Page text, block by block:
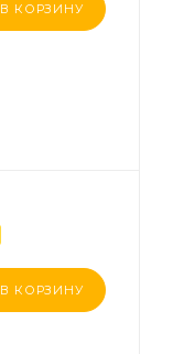
В КОРЗИНУ
В КОРЗИНУ